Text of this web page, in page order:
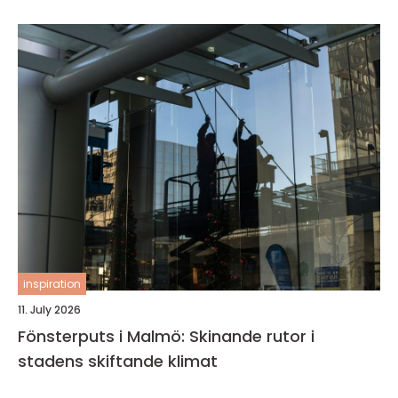
inspiration
11. July 2026
Fönsterputs i Malmö: Skinande rutor i
stadens skiftande klimat